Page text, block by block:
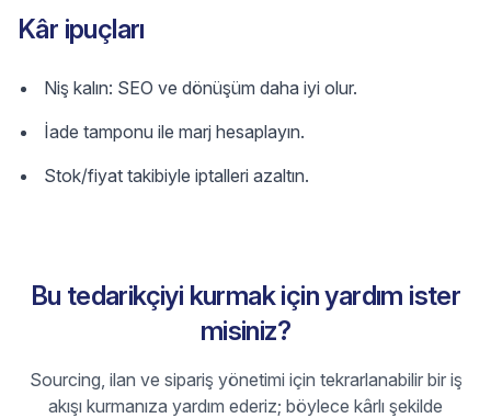
Kâr ipuçları
Niş kalın: SEO ve dönüşüm daha iyi olur.
İade tamponu ile marj hesaplayın.
Stok/fiyat takibiyle iptalleri azaltın.
Bu tedarikçiyi kurmak için yardım ister
misiniz?
Sourcing, ilan ve sipariş yönetimi için tekrarlanabilir bir iş
akışı kurmanıza yardım ederiz; böylece kârlı şekilde